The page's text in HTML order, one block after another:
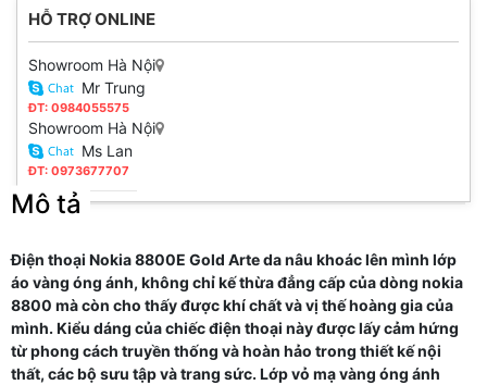
HỖ TRỢ ONLINE
Showroom Hà Nội
Mr Trung
ĐT: 0984055575
Showroom Hà Nội
Ms Lan
ĐT: 0973677707
Mô tả
Điện thoại Nokia 8800E Gold Arte da nâu khoác lên mình lớp
áo vàng óng ánh, không chỉ kế thừa đẳng cấp của dòng nokia
8800 mà còn cho thấy được khí chất và vị thế hoàng gia của
mình. Kiểu dáng của chiếc điện thoại này được lấy cảm hứng
từ phong cách truyền thống và hoàn hảo trong thiết kế nội
thất, các bộ sưu tập và trang sức. Lớp vỏ mạ vàng óng ánh